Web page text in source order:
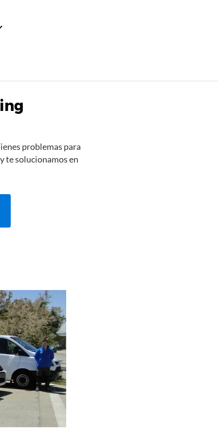
problemas para
te solucionamos en